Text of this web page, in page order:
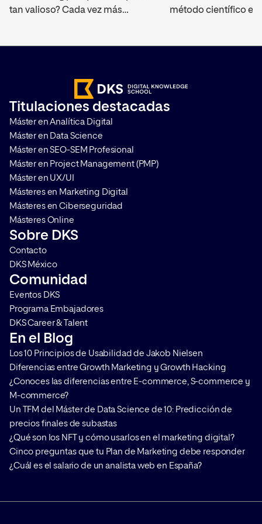
tan valioso? Cada vez más
las ventas y hacer que el negocio
crezca. Te contamos qué
funciones tienen, por qué son tan
importantes […]
método científico es
Titulaciones destacadas
Máster en Analítica Digital
Máster en Data Science
Máster en SEO-SEM Profesional
Máster en Project Management (PMP)
Máster en UX/UI
Másteres en Marketing Digital
Másteres en Ciberseguridad
Másteres Online
Sobre DKS
Contacto
DKS México
Comunidad
Eventos DKS
Programa Embajadores
DKS Career & Talent
En el Blog
Los 10 Principios de Usabilidad de Jakob Nielsen
Diferencias entre Growth Marketing y Growth Hacking
¿Conoces las diferencias entre E-commerce, S-commerce y
M-commerce?
Un TFM del Máster de Data Science de 10: Predicción de
precios finales de subastas
¿Qué son los NFT y cómo usarlos en el marketing digital?
Cinco preguntas que tu Plan de Marketing debe responder
¿Cuál es el salario de un analista web en España?